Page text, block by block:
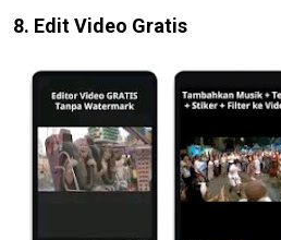
8. Edit Video Gratis